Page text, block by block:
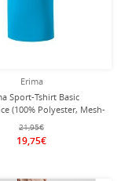
Erima
Sport-Tshirt Basic
(100% Polyester, Mesh-
curacaoblau Herren
21,95€
19,75€